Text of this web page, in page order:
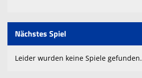
Nächstes Spiel
Leider wurden keine Spiele gefunden.